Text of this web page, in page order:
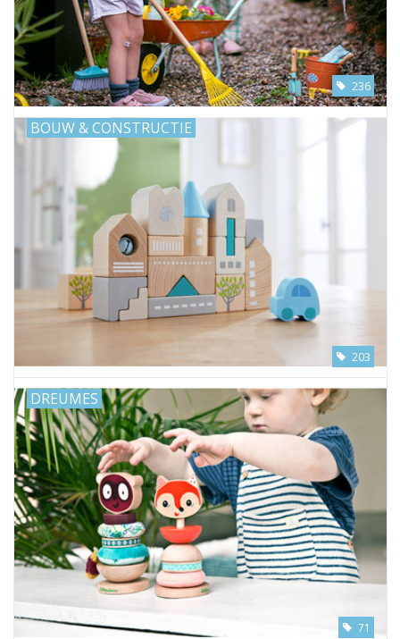
236
BOUW & CONSTRUCTIE
203
DREUMES
71